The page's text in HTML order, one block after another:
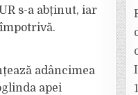
s-a abținut, iar
adâncimea
apei